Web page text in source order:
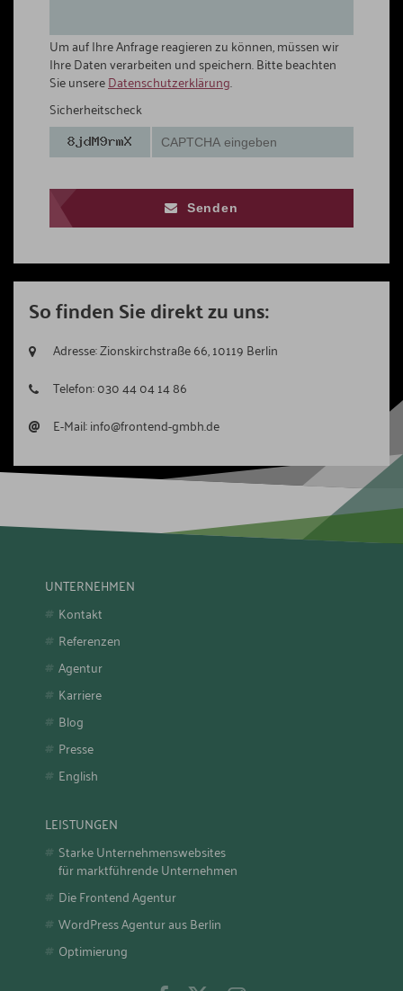
Um auf Ihre Anfrage reagieren zu können, müssen wir
Ihre Daten verarbeiten und speichern. Bitte beachten
Sie unsereDatenschutzerklärung.
Sicherheitscheck
Senden
So finden Sie direkt zu uns:
Adresse:Zionskirchstraße 66, 10119 Berlin
Telefon:030 44 04 14 86
@ E-Mail:info@frontend-gmbh.de
UNTERNEHMEN
Kontakt
Referenzen
Agentur
Karriere
Blog
Presse
English
LEISTUNGEN
Starke Unternehmenswebsites
für marktführende Unternehmen
Die Frontend Agentur
WordPress Agentur aus Berlin
Optimierung